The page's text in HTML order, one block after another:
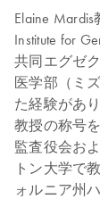
Elaine Mardis
Institute for
共同エグゼ
医学部（ミ
た経験があ
教授の称号
監査役会お
トン大学で
ォルニア州